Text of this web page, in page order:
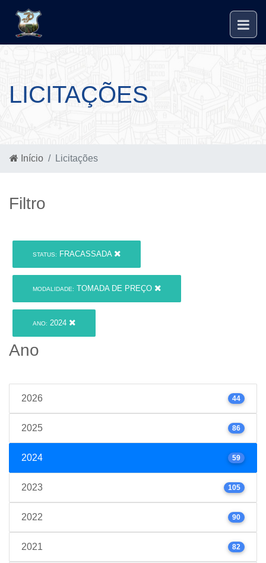
LICITAÇÕES
Início Licitações
Filtro
STATUS: FRACASSADA
MODALIDADE: TOMADA DE PREÇO
ANO: 2024
Ano
2026 44
2025 86
2024 59
2023 105
2022 90
2021 82